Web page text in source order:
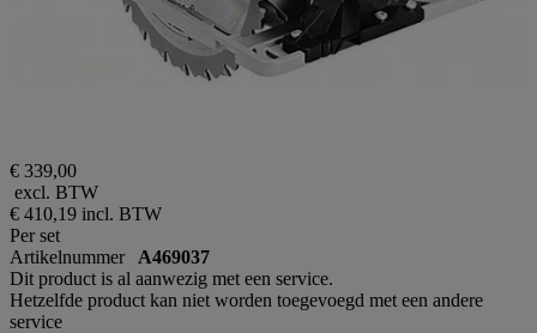
€ 339,00
excl. BTW
€ 410,19 incl. BTW
Per set
Artikelnummer A469037
Dit product is al aanwezig met een service.
Hetzelfde product kan niet worden toegevoegd met een andere
service